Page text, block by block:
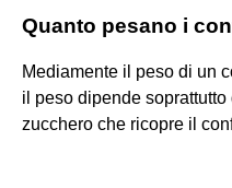
Quanto pesano i
Mediamente il peso di un
il peso dipende
zucchero che ricopre il